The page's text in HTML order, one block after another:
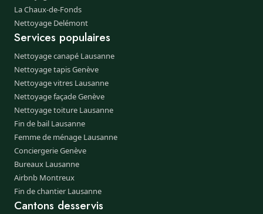
La Chaux-de-Fonds
Nettoyage Delémont
Services populaires
Nettoyage canapé Lausanne
Nettoyage tapis Genève
Nettoyage vitres Lausanne
Nettoyage façade Genève
Nettoyage toiture Lausanne
Fin de bail Lausanne
Femme de ménage Lausanne
Conciergerie Genève
Bureaux Lausanne
Airbnb Montreux
Fin de chantier Lausanne
Cantons desservis